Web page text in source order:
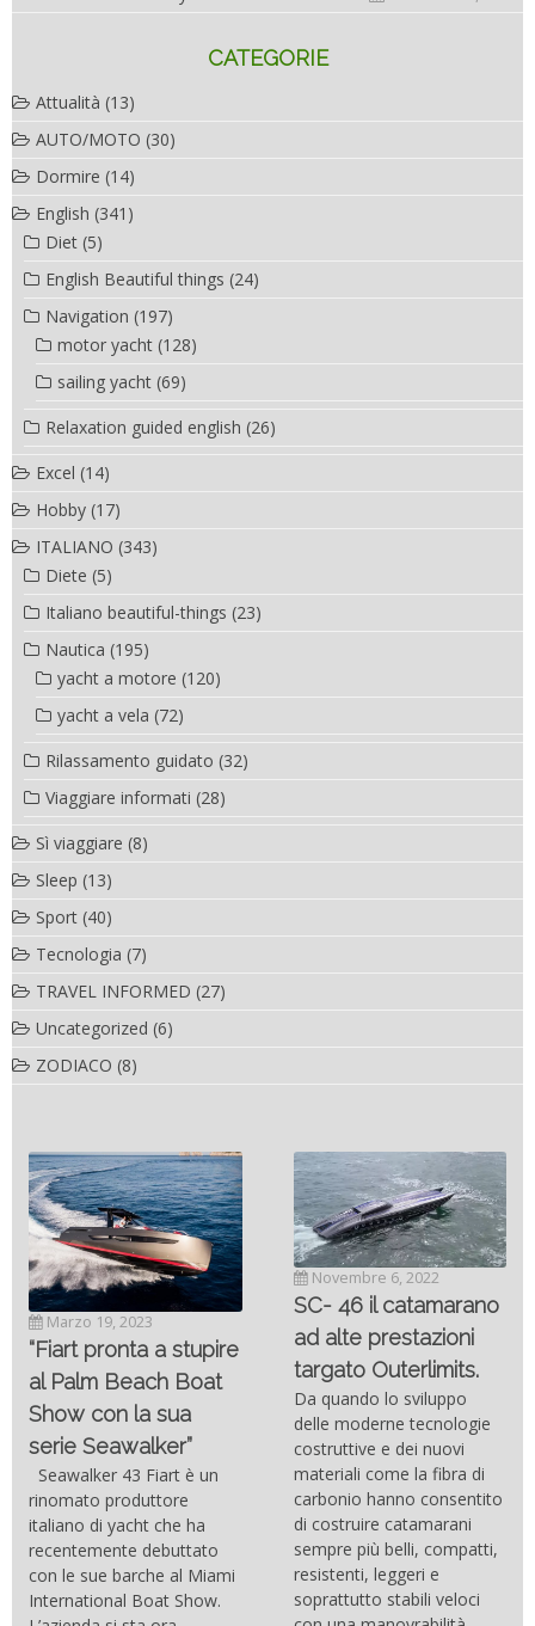
CATEGORIE
Attualità (13)
AUTO/MOTO (30)
Dormire (14)
English (341)
Diet (5)
English Beautiful things (24)
Navigation (197)
motor yacht (128)
sailing yacht (69)
Relaxation guided english (26)
Excel (14)
Hobby (17)
ITALIANO (343)
Diete (5)
Italiano beautiful-things (23)
Nautica (195)
yacht a motore (120)
yacht a vela (72)
Rilassamento guidato (32)
Viaggiare informati (28)
Sì viaggiare (8)
Sleep (13)
Sport (40)
Tecnologia (7)
TRAVEL INFORMED (27)
Uncategorized (6)
ZODIACO (8)
Marzo 19, 2023
“Fiart pronta a stupire
al Palm Beach Boat
Show con la sua
serie Seawalker”
Seawalker 43 Fiart è un
rinomato produttore
italiano di yacht che ha
recentemente debuttato
con le sue barche al Miami
International Boat Show.
Novembre 6, 2022
SC- 46 il catamarano
ad alte prestazioni
targato Outerlimits.
Da quando lo sviluppo
delle moderne tecnologie
costruttive e dei nuovi
materiali come la fibra di
carbonio hanno consentito
di costruire catamarani
sempre più belli, compatti,
resistenti, leggeri e
soprattutto stabili veloci